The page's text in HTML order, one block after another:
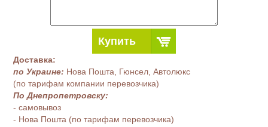
Купить
Доставка:
по Украине: Нова Пошта, Гюнсел, Автолюкс
(по тарифам компании перевозчика)
По Днепропетровску:
- самовывоз
- Нова Пошта (по тарифам перевозчика)